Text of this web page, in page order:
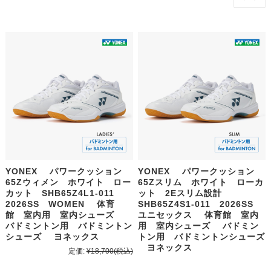
YONEX パワークッション
65Zウィメン ホワイト ロー
カット SHB65Z4L1-011
2026SS WOMEN 体育
館 室内用 室内シューズ
バドミントン用 バドミントン
シューズ ヨネックス
定価: ¥18,700(税込)
YONEX パワークッション
65Zスリム ホワイト ローカ
ット 2Eスリム設計
SHB65Z4S1-011 2026SS
ユニセックス 体育館 室内
用 室内シューズ バドミン
トン用 バドミントンシューズ
ヨネックス